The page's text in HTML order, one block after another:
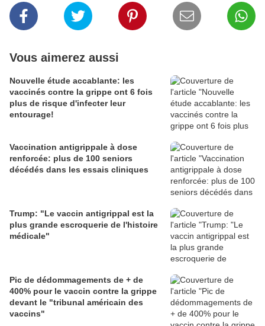
Vous aimerez aussi
Nouvelle étude accablante: les
vaccinés contre la grippe ont 6 fois
plus de risque d'infecter leur
entourage!
Vaccination antigrippale à dose
renforcée: plus de 100 seniors
décédés dans les essais cliniques
Trump: "Le vaccin antigrippal est la
plus grande escroquerie de l'histoire
médicale"
Pic de dédommagements de + de
400% pour le vaccin contre la grippe
devant le "tribunal américain des
vaccins"